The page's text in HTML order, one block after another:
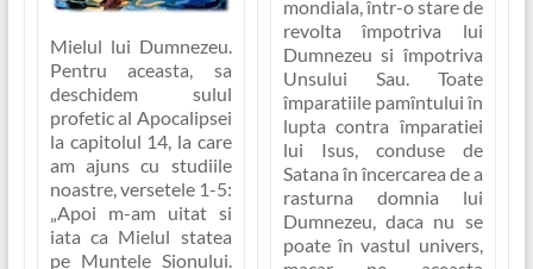
Mielul lui Dumnezeu.
Pentru aceasta, sa
deschidem sulul
profetic al Apocalipsei
la capitolul 14, la care
am ajuns cu studiile
noastre, versetele 1-5:
„Apoi m-am uitat si
iata ca Mielul statea
pe Muntele Sionului.
mondiala, într-o stare de
revolta împotriva lui
Dumnezeu si împotriva
Unsului Sau. Toate
împaratiile pamîntului în
lupta contra împaratiei
lui Isus, conduse de
Satana în încercarea de a
rasturna domnia lui
Dumnezeu, daca nu se
poate în vastul univers,